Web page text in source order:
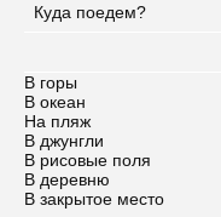
Куда поедем?
В горы
В океан
На пляж
В джунгли
В рисовые поля
В деревню
В закрытое место